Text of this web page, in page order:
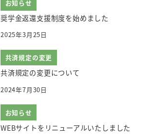
お知らせ
奨学金返還支援制度を始めました
2025年3月25日
共済規定の変更
共済規定の変更について
2024年7月30日
お知らせ
WEBサイトをリニューアルいたしました